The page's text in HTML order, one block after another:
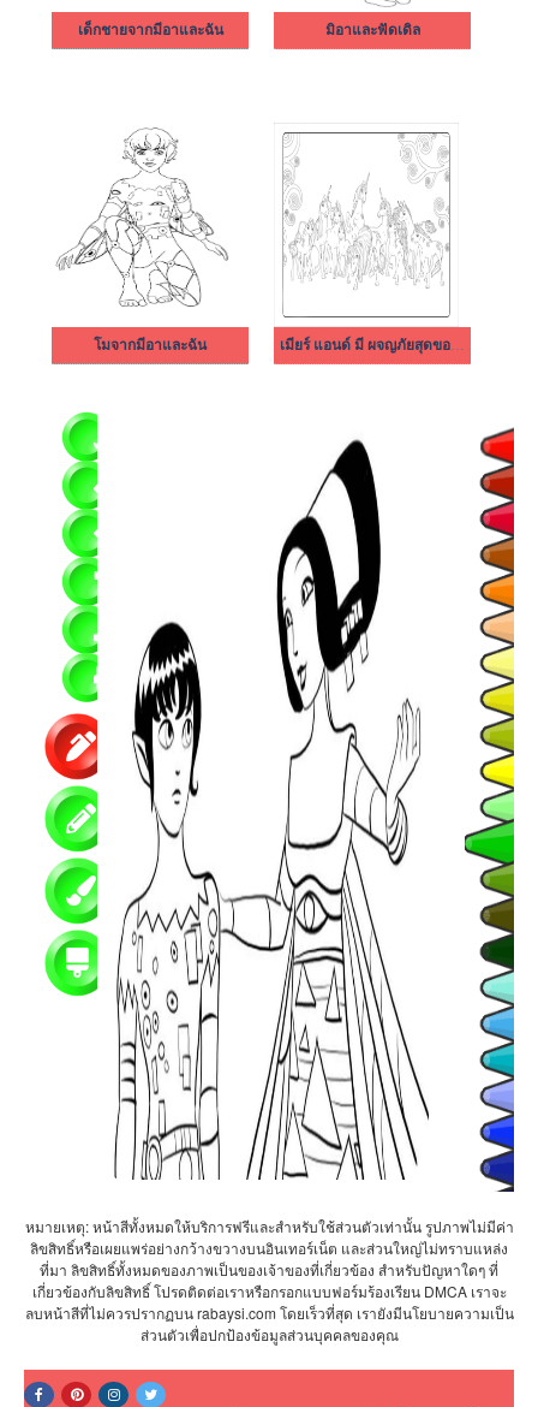
เด็กชายจากมีอาและฉัน มิอาและฟัดเดิล
โมจากมีอาและฉัน
หมายเหตุ: หน้าสีทั้งหมดให้บริการฟรีและสำหรับใช้ส่วนตัวเท่านั้น รูปภาพไม่มีค่า
ลิขสิทธิ์หรือเผยแพร่อย่างกว้างขวางบนอินเทอร์เน็ต และส่วนใหญ่ไม่ทราบแหล่ง
ที่มา ลิขสิทธิ์ทั้งหมดของภาพเป็นของเจ้าของที่เกี่ยวข้อง สำหรับปัญหาใดๆ ที่
เกี่ยวข้องกับลิขสิทธิ์ โปรดติดต่อเราหรือกรอกแบบฟอร์มร้องเรียน DMCA เราจะ
ลบหน้าสีที่ไม่ควรปรากฏบน rabaysi.com โดยเร็วที่สุด เรายังมีนโยบายความเป็น
ส่วนตัวเพื่อปกป้องข้อมูลส่วนบุคคลของคุณ